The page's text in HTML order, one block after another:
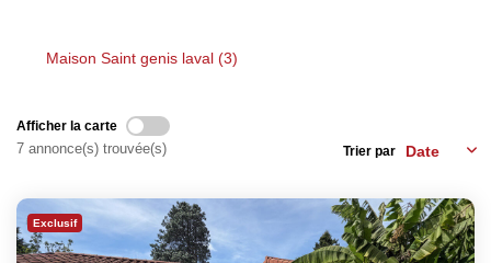
Maison Saint genis laval (3)
Afficher la carte
7 annonce(s) trouvée(s) Trier par
Exclusif